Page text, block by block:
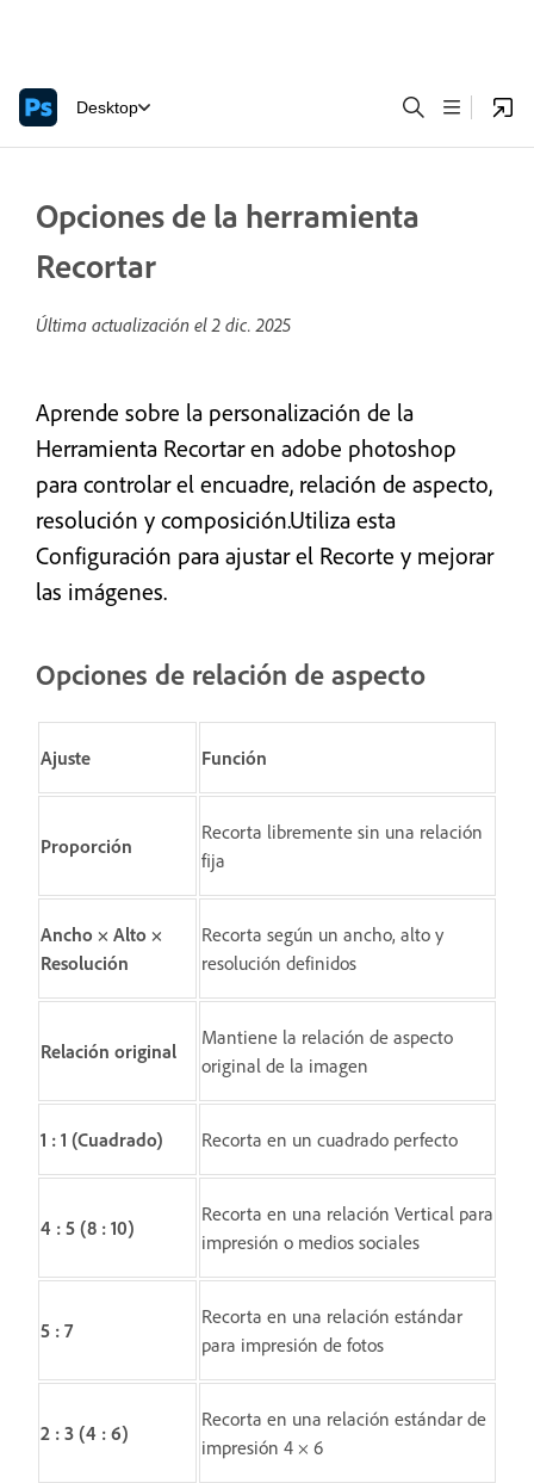
Desktop
Opciones de la herramienta
Recortar
Última actualización el2 dic. 2025
Aprende sobre la personalización de la
Herramienta Recortar en adobe photoshop
para controlar el encuadre, relación de aspecto,
resolución y composición.Utiliza esta
Configuración para ajustar el Recorte y mejorar
las imágenes.
Opciones de relación de aspecto
Ajuste Función
Proporción
Recorta libremente sin una relación
fija
Ancho × Alto ×
Resolución
Recorta según un ancho, alto y
resolución definidos
Relación original
Mantiene la relación de aspecto
original de la imagen
1 : 1 (Cuadrado) Recorta en un cuadrado perfecto
4 : 5 (8 : 10)
Recorta en una relación Vertical para
impresión o medios sociales
5 : 7
Recorta en una relación estándar
para impresión de fotos
2 : 3 (4 : 6)
Recorta en una relación estándar de
impresión 4 × 6